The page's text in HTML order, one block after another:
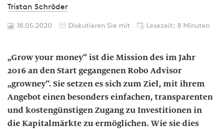
Tristan Schröder
18.05.2020 Diskutieren Sie mit Lesezeit: 8 Minuten
„Grow your money“ ist die Mission des im Jahr
2016 an den Start gegangenen Robo Advisor
„growney“. Sie setzen es sich zum Ziel, mit ihrem
Angebot einen besonders einfachen, transparenten
und kostengünstigen Zugang zu Investitionen in
die Kapitalmärkte zu ermöglichen. Wie sie dies